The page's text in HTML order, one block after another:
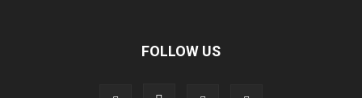
FOLLOW US